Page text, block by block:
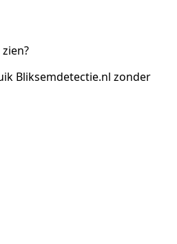
Bliksemdetectie.nl zonder